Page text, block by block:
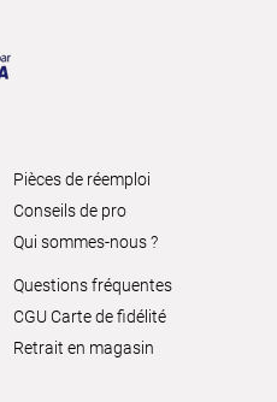
Pièces de réemploi
Conseils de pro
Qui sommes-nous ?
Questions fréquentes
CGU Carte de fidélité
Retrait en magasin